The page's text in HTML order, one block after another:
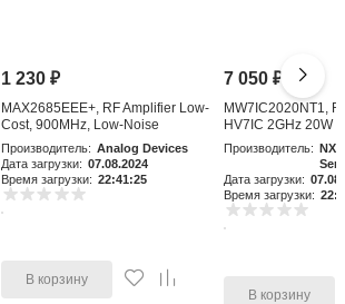
1 230₽
MAX2685EEE+, RF Amplifier Low-
Cost, 900MHz, Low-Noise
Amplifier an
Производитель: Analog Devices
Дата загрузки: 07.08.2024
Время загрузки: 22:41:25
В корзину
7 050₽
MW7IC2020NT1,
HV7IC 2GHz 20W
Производитель:
NXP
Дата загрузки:
Время загрузки:
В корзину